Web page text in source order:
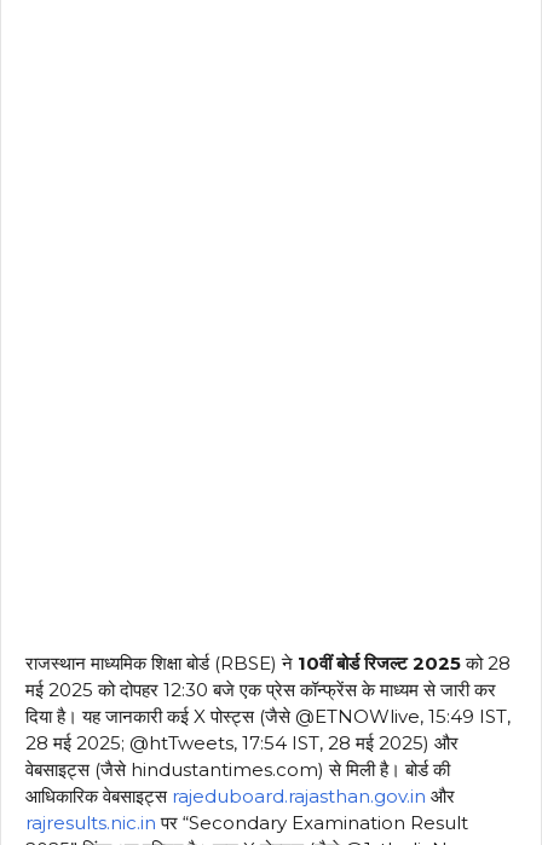
राजस्थान माध्यमिक शिक्षा बोर्ड (RBSE) ने 10वीं बोर्ड रिजल्ट 2025को 28
मई 2025 को दोपहर 12:30 बजे एक प्रेस कॉन्फ्रेंस के माध्यम से जारी कर
दिया है। यह जानकारी कई X पोस्ट्स (जैसे @ETNOWlive, 15:49 IST,
28 मई 2025; @htTweets, 17:54 IST, 28 मई 2025) और
वेबसाइट्स (जैसे hindustantimes.com) से मिली है। बोर्ड की
आधिकारिक वेबसाइट्स rajeduboard.rajasthan.gov.in और
rajresults.nic.in पर “Secondary Examination Result